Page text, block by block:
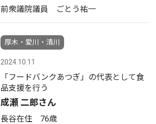
前衆議院議員 ごとう祐一
厚木・愛川・清川
2024.10.11
「フードバンクあつぎ」の代表として食
品支援を行う
成瀬 二郎さん
長谷在住 76歳